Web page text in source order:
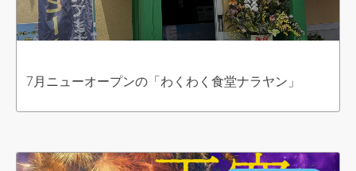
7月ニューオープンの「わくわく食堂ナラヤン」